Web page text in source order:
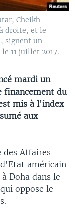
Cheikh
droite, et le
signent un
11 juillet 2017.
mardi un
financement du
mis à l'index
aux
Affaires
américain
Doha dans le
oppose le